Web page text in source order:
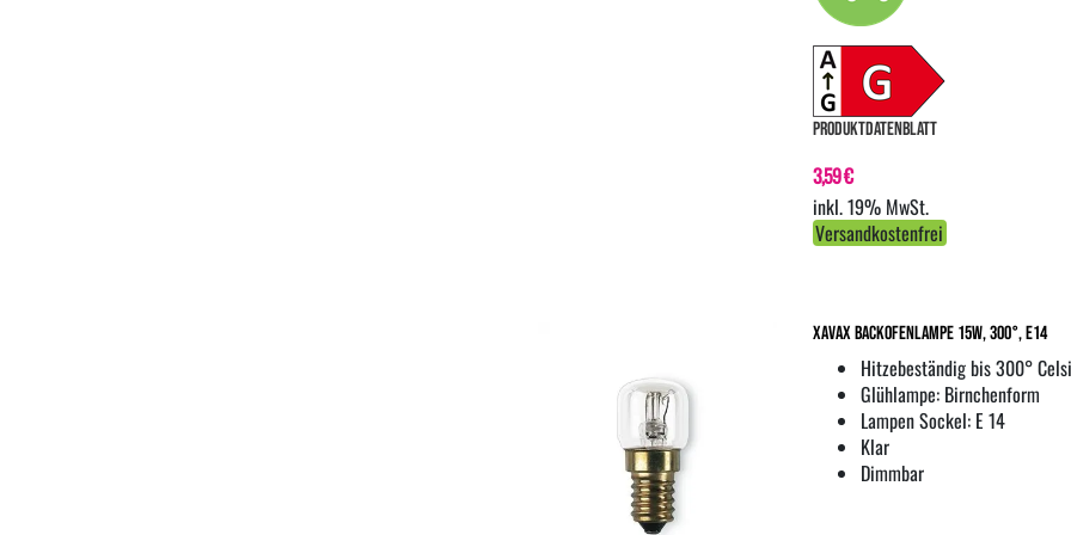
PRODUKTDATENBLATT
3,59 €
inkl. 19% MwSt.
Versandkostenfrei
XavaX Backofenlampe 15W, 300°, E14
Hitzebeständig bis 300°
Glühlampe: Birnchenform
Lampen Sockel: E 14
Klar
Dimmbar